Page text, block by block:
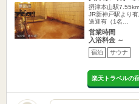
摂津本山駅7.55km
JR新神戸駅より
送迎有（1名…
営業時間
入浴料金 ～
宿泊 サウナ
楽天トラベルの